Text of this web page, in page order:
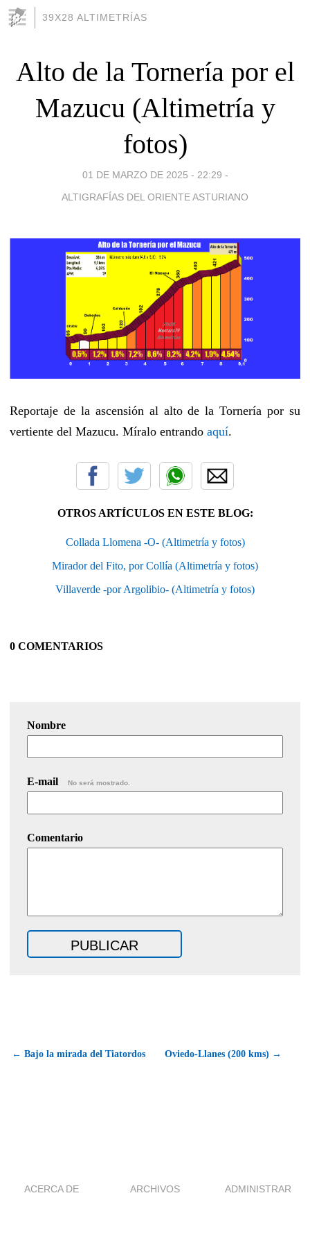
39X28 ALTIMETRÍAS
Alto de la Tornería por el
Mazucu (Altimetría y
fotos)
01 DE MARZO DE 2025 - 22:29 -
ALTIGRAFÍAS DEL ORIENTE ASTURIANO
Reportaje de la ascensión al alto de la Tornería por su
vertiente del Mazucu. Míralo entrando aquí.
OTROS ARTÍCULOS EN ESTE BLOG:
Collada Llomena -O- (Altimetría y fotos)
Mirador del Fito, por Collía (Altimetría y fotos)
Villaverde -por Argolibio- (Altimetría y fotos)
0 COMENTARIOS
Nombre
E-mail No será mostrado.
Comentario
← Bajo la mirada del Tiatordos Oviedo-Llanes (200 kms) →
ACERCA DE ARCHIVOS ADMINISTRAR